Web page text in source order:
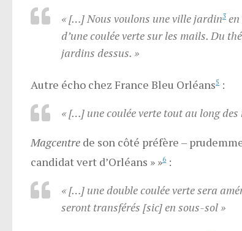
« […] Nous voulons une ville jardin3
d’une coulée verte sur les mails. Du
jardins dessus. »
Autre écho chez France Bleu Orléans5 :
« […] une coulée verte tout au long
Magcentre de son côté préfère –
candidat vert d’Orléans » »6 :
« […] une double coulée verte sera
seront transférés [sic] en sous-sol »